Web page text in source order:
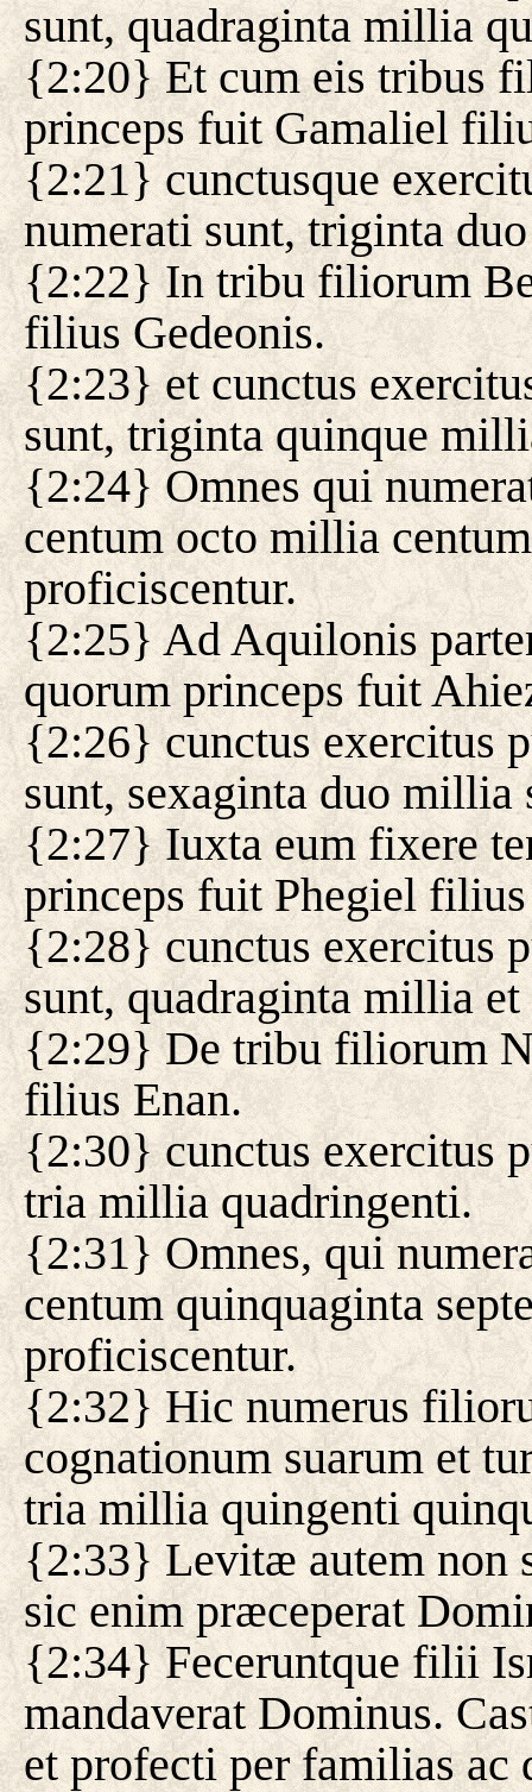
sunt, quadraginta millia
{2:20} Et cum eis tribus
princeps fuit Gamaliel
{2:21} cunctusque
numerati sunt, triginta
{2:22} In tribu filiorum
filius Gedeonis.
{2:23} et cunctus
sunt, triginta quinque
{2:24} Omnes qui
centum octo millia
proficiscentur.
{2:25} Ad Aquilonis
quorum princeps fuit
{2:26} cunctus exercitus
sunt, sexaginta duo millia
{2:27} Iuxta eum fixere
princeps fuit Phegiel
{2:28} cunctus exercitus
sunt, quadraginta millia
{2:29} De tribu filiorum
filius Enan.
{2:30} cunctus exercitus
tria millia quadringenti.
{2:31} Omnes, qui
centum quinquaginta
proficiscentur.
{2:32} Hic numerus
cognationum suarum et
tria millia quingenti
{2:33} Levitæ autem non
sic enim præceperat
{2:34} Feceruntque filii
mandaverat Dominus.
et profecti per familias ac